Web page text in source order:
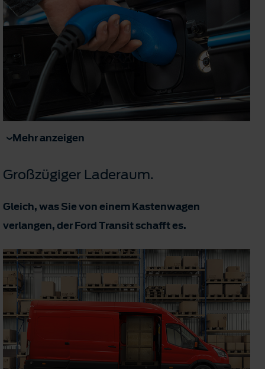
Mehr anzeigen
Großzügiger Laderaum.
Gleich, was Sie von einem Kastenwagen
verlangen, der Ford Transit schafft es.